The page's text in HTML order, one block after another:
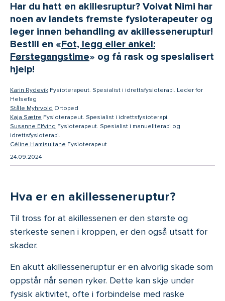
Har du hatt en akillesruptur? Volvat Nimi har
noen av landets fremste fysioterapeuter og
leger innen behandling av akillesseneruptur!
Bestill en «Fot, legg eller ankel:
Førstegangstime» og få rask og spesialisert
hjelp!
Karin Rydevik -Fysioterapeut. Spesialist i idrettsfysioterapi. Leder for
Helsefag
Ståle Myhrvold -Ortoped
Kaja Sætre -Fysioterapeut. Spesialist i idrettsfysioterapi.
Susanne Elfving -Fysioterapeut. Spesialist i manuellterapi og
idrettsfysioterapi.
Céline Hamisultane -Fysioterapeut
24.09.2024
Hva er en akillesseneruptur?
Til tross for at akillessenen er den største og
sterkeste senen i kroppen, er den også utsatt for
skader.
En akutt akillesseneruptur er en alvorlig skade som
oppstår når senen ryker. Dette kan skje under
fysisk aktivitet, ofte i forbindelse med raske